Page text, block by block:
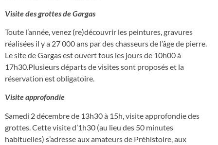
Visite des grottes de Gargas
Toute l’année, venez (re)découvrir les peintures, gravures
réalisées il y a 27 000 ans par des chasseurs de l’âge de pierre.
Le site de Gargas est ouvert tous les jours de 10h00 à
17h30.Plusieurs départs de visites sont proposés et la
réservation est obligatoire.
Visite approfondie
Samedi 2 décembre de 13h30 à 15h, visite approfondie des
grottes. Cette visite d’1h30 (au lieu des 50 minutes
habituelles) s’adresse aux amateurs de Préhistoire, aux